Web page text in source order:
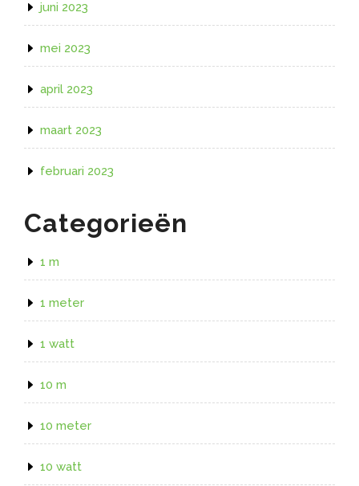
juni 2023
mei 2023
april 2023
maart 2023
februari 2023
Categorieën
1 m
1 meter
1 watt
10 m
10 meter
10 watt